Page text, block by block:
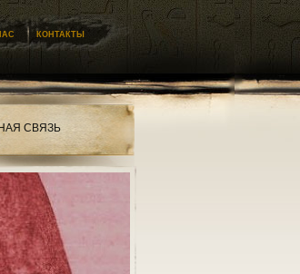
КОНТАКТЫ
СВЯЗЬ